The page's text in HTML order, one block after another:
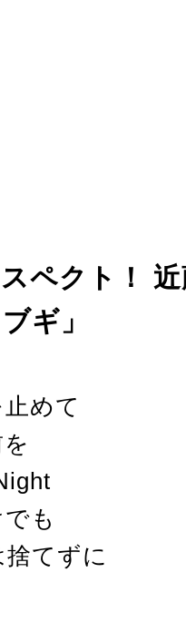
ペクト！
ギ」
めて
も
てずに